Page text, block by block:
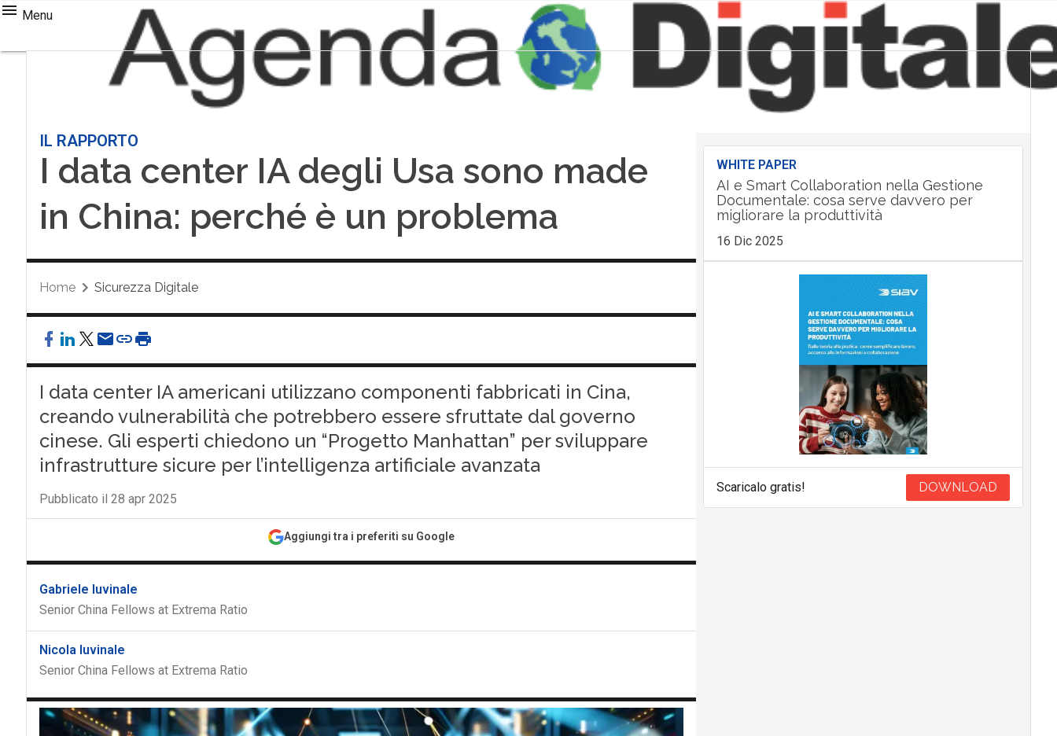
Menu
IL RAPPORTO
I data center IA degli Usa sono made
in China: perché è un problema
Home Sicurezza Digitale
I data center IA americani utilizzano componenti fabbricati in Cina,
creando vulnerabilità che potrebbero essere sfruttate dal governo
cinese. Gli esperti chiedono un “Progetto Manhattan” per sviluppare
infrastrutture sicure per l’intelligenza artificiale avanzata
Pubblicato il 28 apr 2025
Aggiungi tra i preferiti su Google
Gabriele Iuvinale
Senior China Fellows at Extrema Ratio
Nicola Iuvinale
Senior China Fellows at Extrema Ratio
WHITE PAPER
AI e Smart Collaboration nella Gestione
Documentale: cosa serve davvero per
migliorare la produttività
16 Dic 2025
Scaricalo gratis! DOWNLOAD